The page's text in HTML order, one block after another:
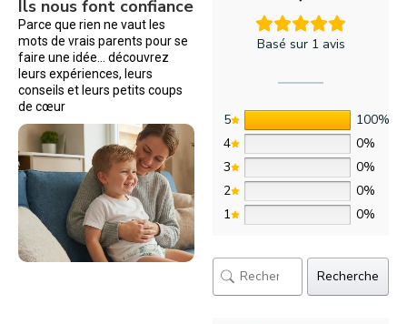
Ils nous font confiance
Parce que rien ne vaut les
mots de vrais parents pour se
faire une idée… découvrez
leurs expériences, leurs
conseils et leurs petits coups
de cœur
Basé sur 1 avis
5
100%
4
0%
3
0%
2
0%
1
0%
Recherche